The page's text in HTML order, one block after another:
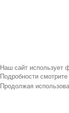
Наш сайт использует
Подробности
Продолжая